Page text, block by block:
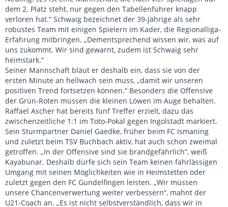
dem 2. Platz steht, nur gegen den Tabellenführer knapp
verloren hat.“ Schwaig bezeichnet der 39-Jährige als sehr
robustes Team mit einigen Spielern im Kader, die Regionalliga-
Erfahrung mitbringen. „Dementsprechend wissen wir, was auf
uns zukommt. Wir sind gewarnt, zudem ist Schwaig sehr
heimstark.“
Seiner Mannschaft bläut er deshalb ein, dass sie von der
ersten Minute an hellwach sein muss, „damit wir unseren
positiven Trend fortsetzen können.“ Besonders die Offensive
der Grün-Roten müssen die kleinen Löwen im Auge behalten.
Raffael Ascher hat bereits fünf Treffer erzielt, dazu das
zwischenzeitliche 1:1 im Toto-Pokal gegen Ingolstadt markiert.
Sein Sturmpartner Daniel Gaedke, früher beim FC Ismaning
und zuletzt beim TSV Buchbach aktiv, hat auch schon zweimal
getroffen. „In der Offensive sind sie brandgefährlich“, weiß
Kayabunar. Deshalb dürfe sich sein Team keinen fahrlässigen
Umgang mit seinen Möglichkeiten wie in Heimstetten oder
zuletzt gegen den FC Gundelfingen leisten. „Wir müssen
unsere Chancenverwertung weiter verbessern“, mahnt der
U21-Coach an. „Es ist nicht selbstverständlich, dass wir in